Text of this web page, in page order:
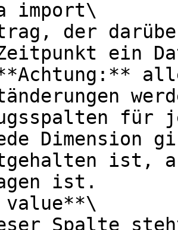
ein
für
ist,
ist.